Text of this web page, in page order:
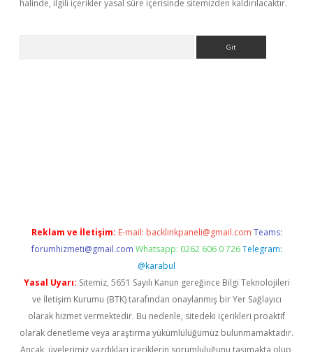
halinde, ilgili içerikler yasal süre içerisinde sitemizden kaldırılacaktır.
Reklam ve İletişim: E-mail: backlinkpaneli@gmail.com Teams:
forumhizmeti@gmail.com Whatsapp: 0262 606 0 726 Telegram:
@karabul
Yasal Uyarı: Sitemiz, 5651 Sayılı Kanun gereğince Bilgi Teknolojileri
ve İletişim Kurumu (BTK) tarafından onaylanmış bir Yer Sağlayıcı
olarak hizmet vermektedir. Bu nedenle, sitedeki içerikleri proaktif
olarak denetleme veya araştırma yükümlülüğümüz bulunmamaktadır.
Ancak, üyelerimiz yazdıkları içeriklerin sorumluluğunu taşımakta olup,